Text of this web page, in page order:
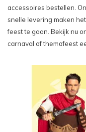
accessoires bestellen.
snelle levering maken
feest te gaan. Bekijk nu
carnaval of themafeest